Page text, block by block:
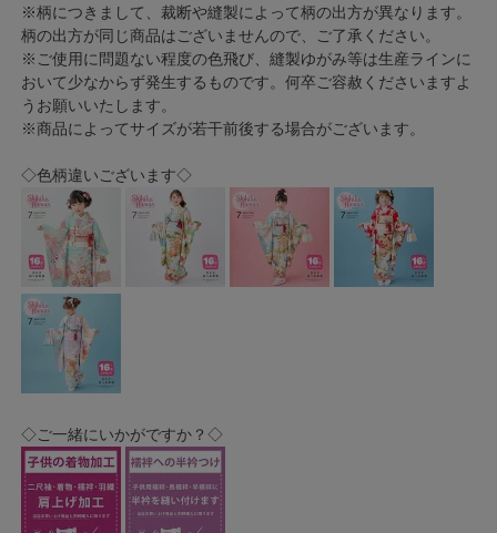
※柄につきまして、裁断や縫製によって柄の出方が異なります。
柄の出方が同じ商品はございませんので、ご了承ください。
※ご使用に問題ない程度の色飛び、縫製ゆがみ等は生産ラインに
おいて少なからず発生するものです。何卒ご容赦くださいますよ
うお願いいたします。
※商品によってサイズが若干前後する場合がございます。
◇色柄違いございます◇
◇ご一緒にいかがですか？◇